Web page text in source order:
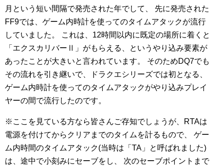
月という短い間隔で発売された年でして、
先に発売された
FF9では、ゲーム内時計を使ってのタイムアタックが流行
していました。
これは、12時間以内に既定の場所に着くと
「エクスカリバーⅡ」がもらえる、というやり込み要素が
あったことが大きいと言われています。
そのためDQ7でも
その流れを引き継いで、ドラクエシリーズでは初となる、
ゲーム内時計を使ってのタイムアタックがやり込みプレイ
ヤーの間で流行したのです。
※ここを見ている方なら皆さんご存知でしょうが、RTAは
電源を付けてからクリアまでのタイムを計るもので、
ゲー
ム内時間のタイムアタック(当時は「TA」と呼ばれました)
は、途中で小刻みにセーブをし、
次のセーブポイントまで